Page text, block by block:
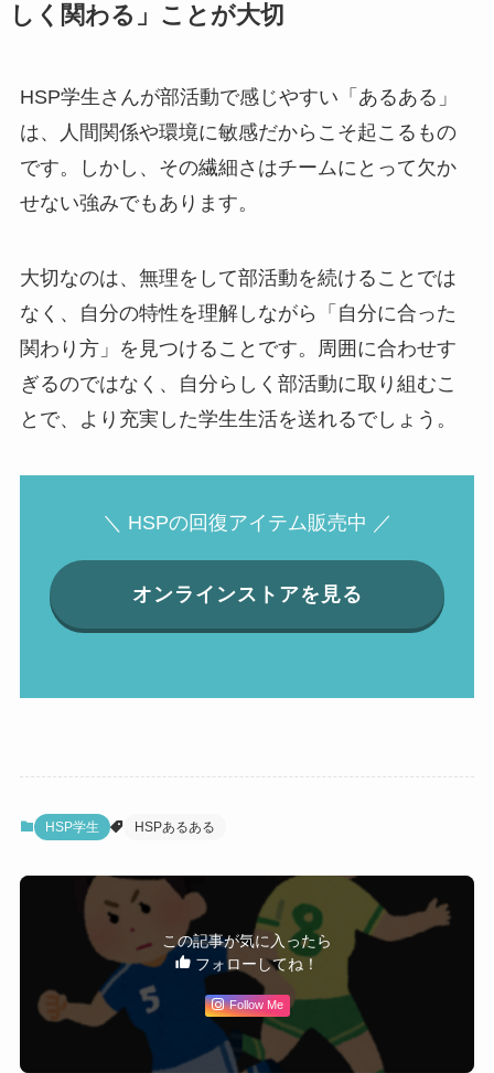
しく関わる」ことが大切
HSP学生さんが部活動で感じやすい「あるある」
は、人間関係や環境に敏感だからこそ起こるもの
です。しかし、その繊細さはチームにとって欠か
せない強みでもあります。
大切なのは、無理をして部活動を続けることでは
なく、自分の特性を理解しながら「自分に合った
関わり方」を見つけることです。周囲に合わせす
ぎるのではなく、自分らしく部活動に取り組むこ
とで、より充実した学生生活を送れるでしょう。
＼ HSPの回復アイテム販売中 ／
オンラインストアを見る
HSP学生 HSPあるある
この記事が気に入ったら
フォローしてね！
Follow Me